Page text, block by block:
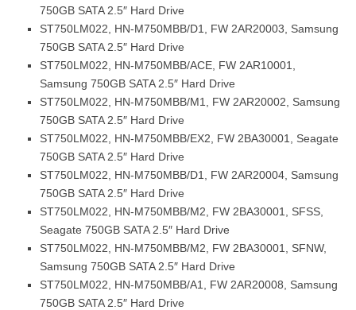
750GB SATA 2.5″ Hard Drive
ST750LM022, HN-M750MBB/D1, FW 2AR20003, Samsung
750GB SATA 2.5″ Hard Drive
ST750LM022, HN-M750MBB/ACE, FW 2AR10001,
Samsung 750GB SATA 2.5″ Hard Drive
ST750LM022, HN-M750MBB/M1, FW 2AR20002, Samsung
750GB SATA 2.5″ Hard Drive
ST750LM022, HN-M750MBB/EX2, FW 2BA30001, Seagate
750GB SATA 2.5″ Hard Drive
ST750LM022, HN-M750MBB/D1, FW 2AR20004, Samsung
750GB SATA 2.5″ Hard Drive
ST750LM022, HN-M750MBB/M2, FW 2BA30001, SFSS,
Seagate 750GB SATA 2.5″ Hard Drive
ST750LM022, HN-M750MBB/M2, FW 2BA30001, SFNW,
Samsung 750GB SATA 2.5″ Hard Drive
ST750LM022, HN-M750MBB/A1, FW 2AR20008, Samsung
750GB SATA 2.5″ Hard Drive